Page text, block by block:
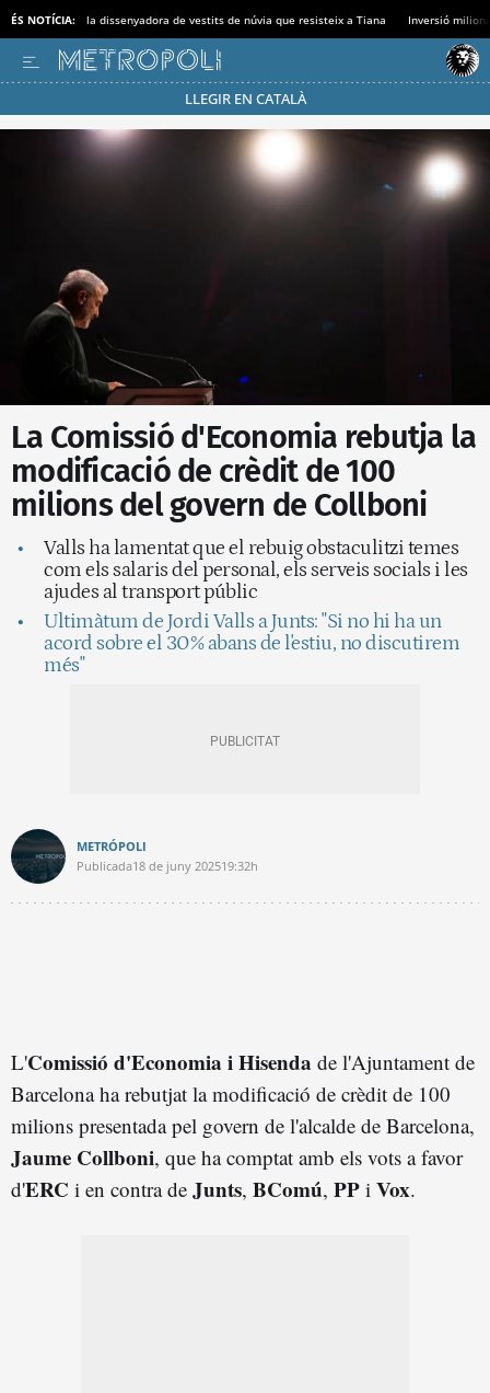
ÉS NOTÍCIA: la dissenyadora de vestits de núvia que resisteix a Tiana Inversió
LLEGIR EN CATALÀ
Passa’t al mode estalvi
La Comissió d'Economia rebutja la
modificació de crèdit de 100
milions del govern de Collboni
Valls ha lamentat que el rebuig obstaculitzi temes
com els salaris del personal, els serveis socials i les
ajudes al transport públic
Ultimàtum de Jordi Valls a Junts: "Si no hi ha un
acord sobre el 30% abans de l'estiu, no discutirem
més"
METRÓPOLI
Publicada18 de juny 202519:32h
L'Comissió d'Economia i Hisenda de l'Ajuntament de
Barcelona ha rebutjat la modificació de crèdit de 100
milions presentada pel govern de l'alcalde de Barcelona,
Jaume Collboni, que ha comptat amb els vots a favor
d'ERC i en contra de Junts, BComú, PP i Vox.